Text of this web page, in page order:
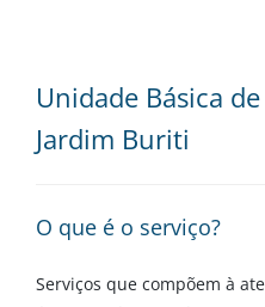
Unidade Básica de
Jardim Buriti
O que é o serviço?
Serviços que compõem à